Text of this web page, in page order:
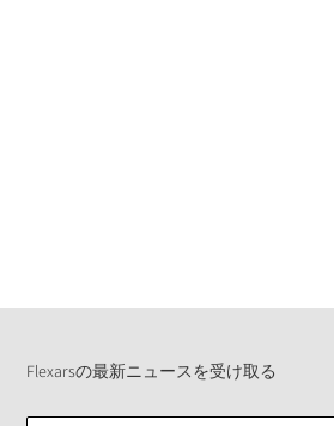
Flexarsの最新ニュースを受け取る